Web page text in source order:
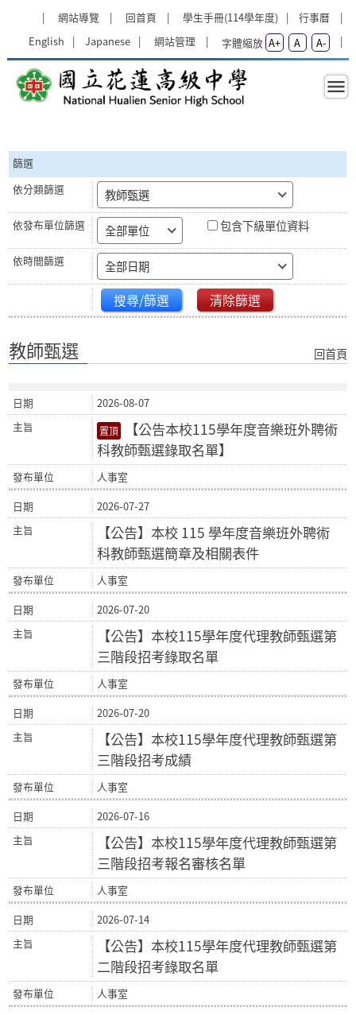
網站導覽
回首頁 學生手冊(114學年度)
行事曆
English
Japanese 網站管理 字體縮放 A+ A A-
教師甄選 - 國立花蓮高級中學
篩選
教師甄選
全部單位 包含下級單位資料
全部日期
搜尋/篩選 清除篩選
教師甄選 回首頁
2026-08-07
【公告本校115學年度音樂班外聘術
科教師甄選錄取名單】
人事室
2026-07-27
【公告】本校 115 學年度音樂班外聘術
科教師甄選簡章及相關表件
人事室
2026-07-20
【公告】本校115學年度代理教師甄選第
三階段招考錄取名單
人事室
2026-07-20
【公告】本校115學年度代理教師甄選第
三階段招考成績
人事室
2026-07-16
【公告】本校115學年度代理教師甄選第
三階段招考報名審核名單
人事室
2026-07-14
【公告】本校115學年度代理教師甄選第
二階段招考錄取名單
人事室